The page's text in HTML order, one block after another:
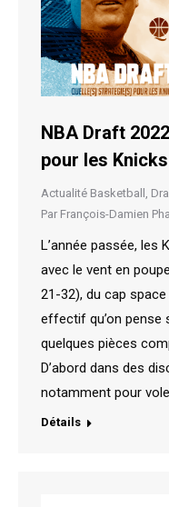
NBA Draft
pour les
Actualité Basketball
Par François-Damien
L’année passée, les
avec le vent en
21-32), du cap
effectif qu’on pense
quelques pièces
D’abord dans des
notamment pour
Détails